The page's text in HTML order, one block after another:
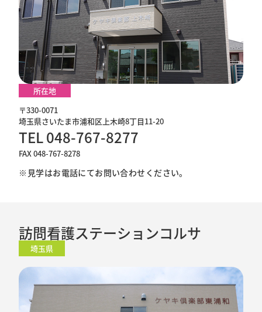
所在地
〒330-0071
埼玉県さいたま市浦和区上木崎8丁目11-20
TEL 048-767-8277
FAX 048-767-8278
※見学はお電話にてお問い合わせください。
訪問看護ステーションコルサ
埼玉県